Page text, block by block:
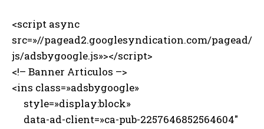
<script async
src=»//pagead2.googlesyndication.com/pagead/
js/adsbygoogle.js»></script>
<!– Banner Articulos –>
<ins class=»adsbygoogle»
style=»display:block»
data-ad-client=»ca-pub-2257646852564604″